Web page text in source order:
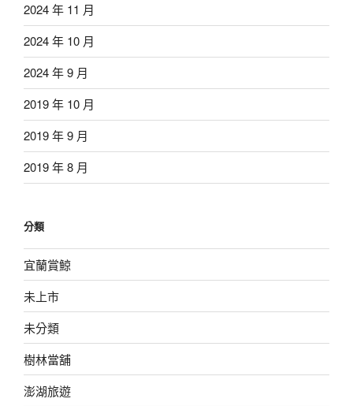
2024 年 11 月
2024 年 10 月
2024 年 9 月
2019 年 10 月
2019 年 9 月
2019 年 8 月
分類
宜蘭賞鯨
未上市
未分類
樹林當舖
澎湖旅遊